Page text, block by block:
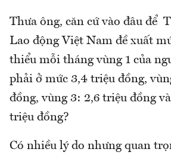
Thưa ông, căn cứ vào đâu để
Lao động Việt Nam đề xuất
thiểu mỗi tháng vùng 1 của
phải ở mức 3,4 triệu đồng,
đồng, vùng 3: 2,6 triệu đồng
triệu đồng?
Có nhiều lý do nhưng quan